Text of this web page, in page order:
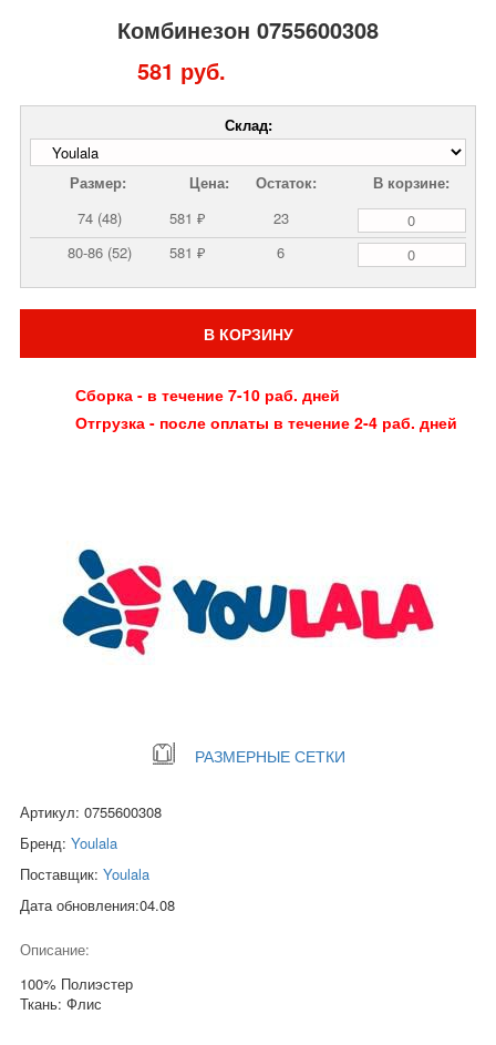
Комбинезон 0755600308
581 руб.
Склад:
Размер: Цена: Остаток:
В корзине:
74 (48)
581 ₽
23
80-86 (52)
581 ₽ 6
В КОРЗИНУ
Сборка - в течение 7-10 раб. дней
Отгрузка - после оплаты в течение 2-4 раб. дней
РАЗМЕРНЫЕ СЕТКИ
Артикул: 0755600308
Бренд: Youlala
Поставщик: Youlala
Дата обновления:04.08
Описание:
100% Полиэстер
Ткань: Флис